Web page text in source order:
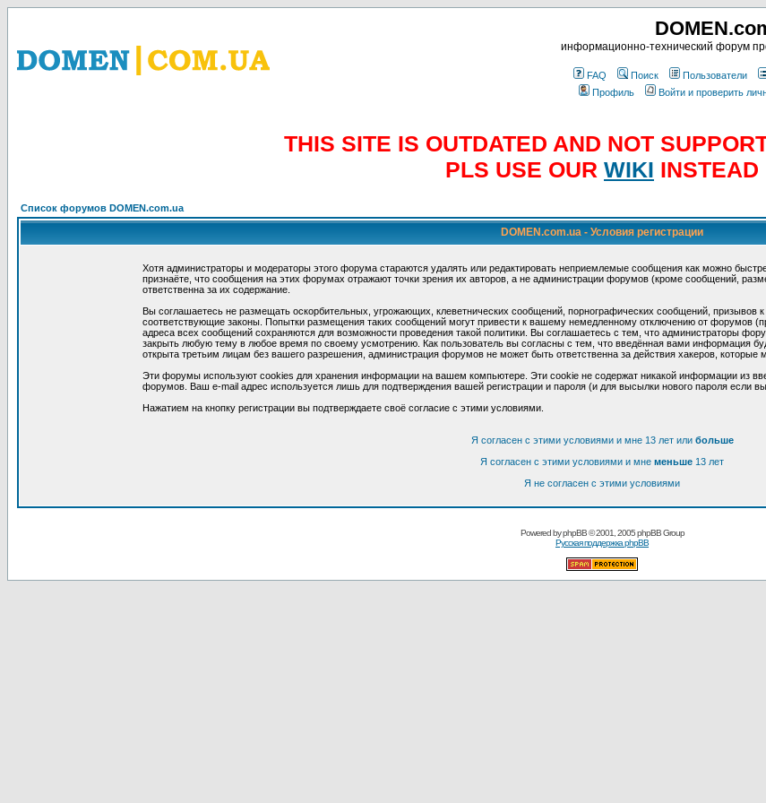
информационно-технический форум
FAQ Поиск Пользователи
Профиль
Войти и проверить
THIS SITE IS OUTDATED AND NOT
PLS USE OUR WIKI INSTEAD
Список форумов DOMEN.com.ua
DOMEN.com.ua - Условия регистрации
Хотя администраторы и модераторы этого форума стараются удалять или редактировать неприемлемые сообщения как можно
признаёте, что сообщения на этих форумах отражают точки зрения их авторов, а не администрации форумов (кроме сообщений,
ответственна за их содержание.
Вы соглашаетесь не размещать оскорбительных, угрожающих, клеветнических сообщений, порнографических сообщений, призывов
соответствующие законы. Попытки размещения таких сообщений могут привести к вашему немедленному отключению от форумов
адреса всех сообщений сохраняются для возможности проведения такой политики. Вы соглашаетесь с тем, что администраторы
закрыть любую тему в любое время по своему усмотрению. Как пользователь вы согласны с тем, что введённая вами информация
открыта третьим лицам без вашего разрешения, администрация форумов не может быть ответственна за действия хакеров, которые
Эти форумы используют cookies для хранения информации на вашем компьютере. Эти cookie не содержат никакой информации из
форумов. Ваш e-mail адрес используется лишь для подтверждения вашей регистрации и пароля (и для высылки нового пароля если вы
Нажатием на кнопку регистрации вы подтверждаете своё согласие с этими условиями.
Я согласен с этими условиями и мне 13 лет или больше
Я согласен с этими условиями и мне меньше 13 лет
Я не согласен с этими условиями
Powered byphpBB© 2001, 2005 phpBB Group
Русская поддержка phpBB